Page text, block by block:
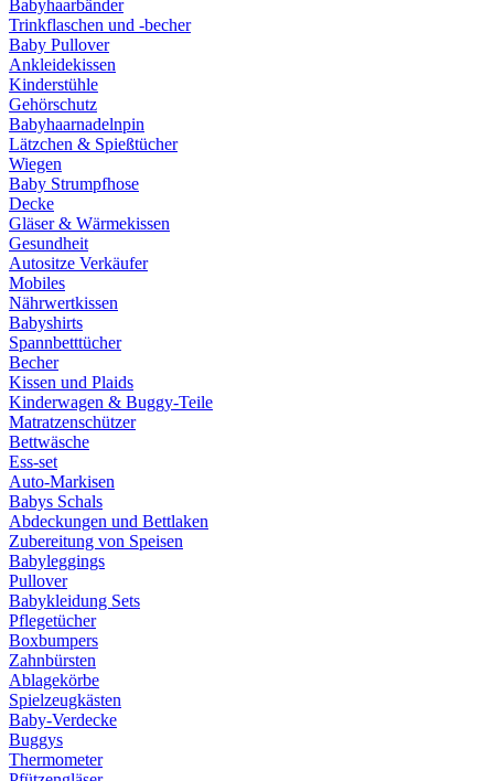
Babyhaarbänder
Trinkflaschen und -becher
Baby Pullover
Ankleidekissen
Kinderstühle
Gehörschutz
Babyhaarnadelnpin
Lätzchen & Spießtücher
Wiegen
Baby Strumpfhose
Decke
Gläser & Wärmekissen
Gesundheit
Autositze Verkäufer
Mobiles
Nährwertkissen
Babyshirts
Spannbetttücher
Becher
Kissen und Plaids
Kinderwagen & Buggy-Teile
Matratzenschützer
Bettwäsche
Ess-set
Auto-Markisen
Babys Schals
Abdeckungen und Bettlaken
Zubereitung von Speisen
Babyleggings
Pullover
Babykleidung Sets
Pflegetücher
Boxbumpers
Zahnbürsten
Ablagekörbe
Spielzeugkästen
Baby-Verdecke
Buggys
Thermometer